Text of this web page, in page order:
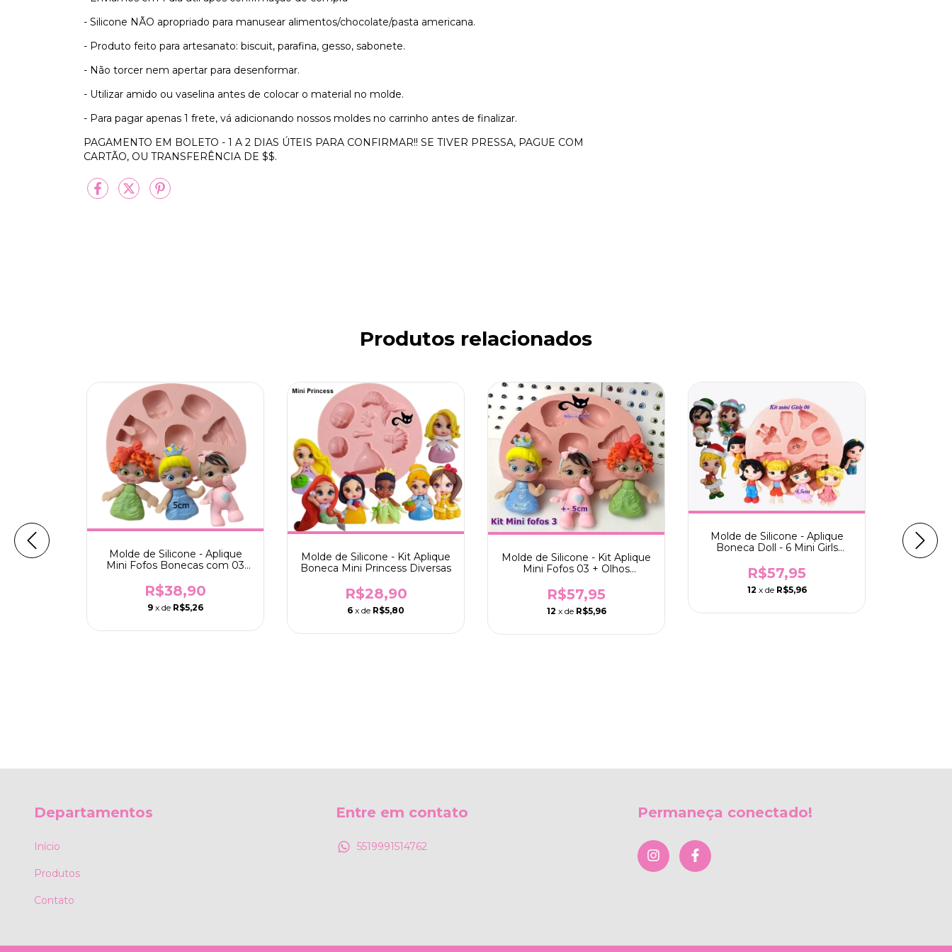
- Silicone NÃO apropriado para manusear alimentos/chocolate/pasta americana.
- Produto feito para artesanato: biscuit, parafina, gesso, sabonete.
- Não torcer nem apertar para desenformar.
- Utilizar amido ou vaselina antes de colocar o material no molde.
- Para pagar apenas 1 frete, vá adicionando nossos moldes no carrinho antes de finalizar.
PAGAMENTO EM BOLETO - 1 A 2 DIAS ÚTEIS PARA CONFIRMAR!! SE TIVER PRESSA, PAGUE COM
CARTÃO, OU TRANSFERÊNCIA DE $$.
Produtos relacionados
Mini
e 03
Molde de Silicone - Aplique
Mini Fofos Bonecas com 03
R$38,90
9 x de R$5,26
Molde de Silicone - Kit Aplique
Boneca Mini Princess Diversas
R$28,90
6 x de R$5,80
Molde de Silicone - Kit Aplique
Mini Fofos 03 + Olhos
R$57,95
12 x de R$5,96
Molde de Silicone - Aplique
Boneca Doll - 6 Mini Girls
R$57,95
12 x de R$5,96
Departamentos
Início
Produtos
Contato
Entre em contato
5519991514762
Permaneça conectado!